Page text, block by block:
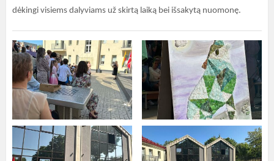
dėkingi visiems dalyviams už skirtą laiką bei išsakytą nuomonę.